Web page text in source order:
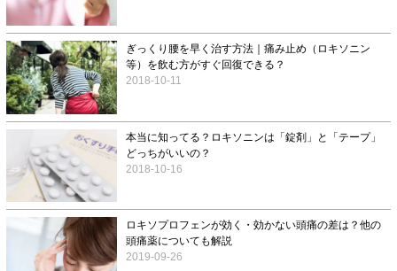
ぎっくり腰を早く治す方法｜痛み止め（ロキソニン
等）を飲む方がすぐ回復できる？
2018-10-11
本当に知ってる？ロキソニンは「錠剤」と「テープ」
どっちがいいの？
2018-10-16
ロキソプロフェンが効く・効かない頭痛の差は？他の
頭痛薬についても解説
2019-09-26